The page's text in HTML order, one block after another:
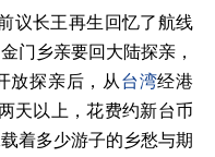
议长王再生回忆了航线
门乡亲要回大陆探亲，
放探亲后，从 台湾经港
天以上，花费约新台币
着多少游子的乡愁与期